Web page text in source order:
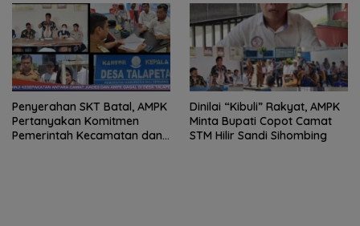
Penyerahan SKT Batal, AMPK
Pertanyakan Komitmen
Pemerintah Kecamatan dan
Dinilai “Kibuli” Rakyat, AMPK
Minta Bupati Copot Camat
STM Hilir Sandi Sihombing